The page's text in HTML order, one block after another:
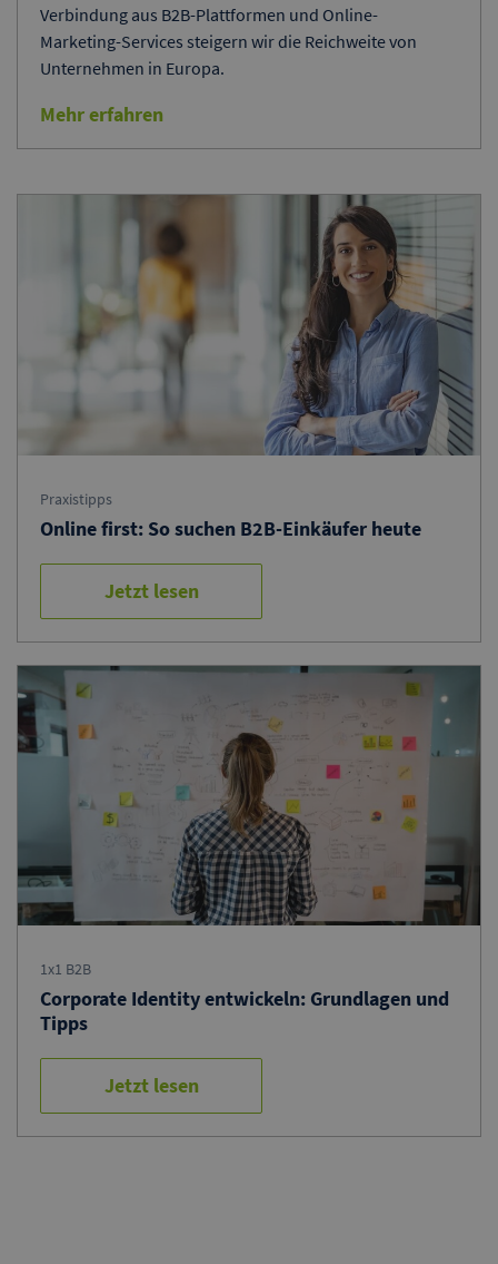
Verbindung aus B2B-Plattformen und Online-
Marketing-Services steigern wir die Reichweite von
Unternehmen in Europa.
Mehr erfahren
Praxistipps
Online first: So suchen B2B-Einkäufer heute
Jetzt lesen
1x1 B2B
Corporate Identity entwickeln: Grundlagen und
Tipps
Jetzt lesen